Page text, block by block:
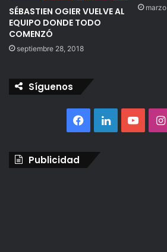
SÉBASTIEN OGIER VUELVE AL
EQUIPO DONDE TODO
COMENZÓ
septiembre 28, 2018
Síguenos
Facebook
LinkedIn
Publicidad